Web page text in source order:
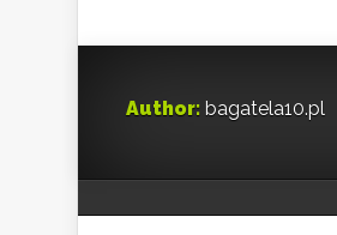
Author: bagatela10.pl